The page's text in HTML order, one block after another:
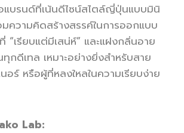
แบรนด์ที่เน้นดีไซน์สไตล์ญี่ปุ่นแบบมินิ
ความคิดสร้างสรรค์ในการออกแบบ
“เรียบแต่มีเสน่ห์” และแฝงกลิ่นอาย
กดีเทล เหมาะอย่างยิ่งสำหรับสาย
อร์ หรือผู้ที่หลงใหลในความเรียบง่าย
Lab: